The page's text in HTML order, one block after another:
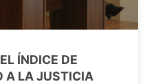
ÍNDICE DE
A LA JUSTICIA